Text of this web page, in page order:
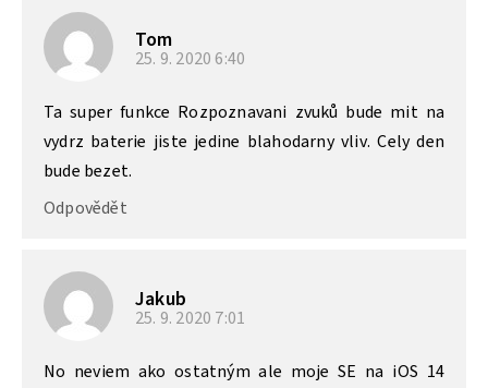
Tom
25. 9. 2020 6:40
Ta super funkce Rozpoznavani zvuků bude mit na
vydrz baterie jiste jedine blahodarny vliv. Cely den
bude bezet.
Odpovědět
Jakub
25. 9. 2020 7:01
No neviem ako ostatným ale moje SE na iOS 14